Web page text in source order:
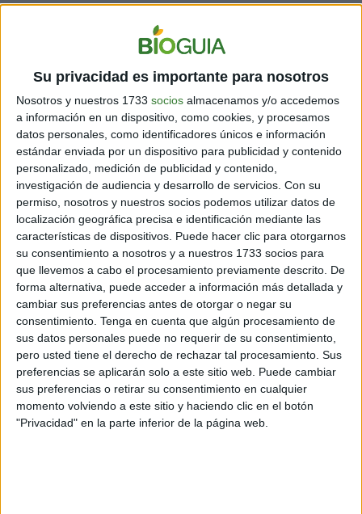
Su privacidad es importante para nosotros
Nosotros y nuestros 1733 socios almacenamos y/o accedemos
a información en un dispositivo, como cookies, y procesamos
datos personales, como identificadores únicos e información
estándar enviada por un dispositivo para publicidad y contenido
personalizado, medición de publicidad y contenido,
investigación de audiencia y desarrollo de servicios. Con su
permiso, nosotros y nuestros socios podemos utilizar datos de
localización geográfica precisa e identificación mediante las
características de dispositivos. Puede hacer clic para otorgarnos
su consentimiento a nosotros y a nuestros 1733 socios para
que llevemos a cabo el procesamiento previamente descrito. De
forma alternativa, puede acceder a información más detallada y
cambiar sus preferencias antes de otorgar o negar su
consentimiento. Tenga en cuenta que algún procesamiento de
sus datos personales puede no requerir de su consentimiento,
pero usted tiene el derecho de rechazar tal procesamiento. Sus
preferencias se aplicarán solo a este sitio web. Puede cambiar
sus preferencias o retirar su consentimiento en cualquier
momento volviendo a este sitio y haciendo clic en el botón
"Privacidad" en la parte inferior de la página web.
El avión X-59, desarrollado por Lockheed Martin en el
marco del proyecto "Low Boom Flight Demonstrator”
(Vuelo de demostración de bajo estruendo),
los elementos clave del plan de la NASA para
amortiguar el estruendo sónico.
Con miras a reducir la intensidad del estruendo sónico,
los ingenieros aeronáuticos han manipulado la forma
del avión para suavizar el ruido.
Los primeros vuelos de la nave están previstos para
2023, con sobrevuelos en ubicaciones específicas
destinadas a estudiar cómo reacciona la gente al
"golpe” sónico más silencioso que produce.